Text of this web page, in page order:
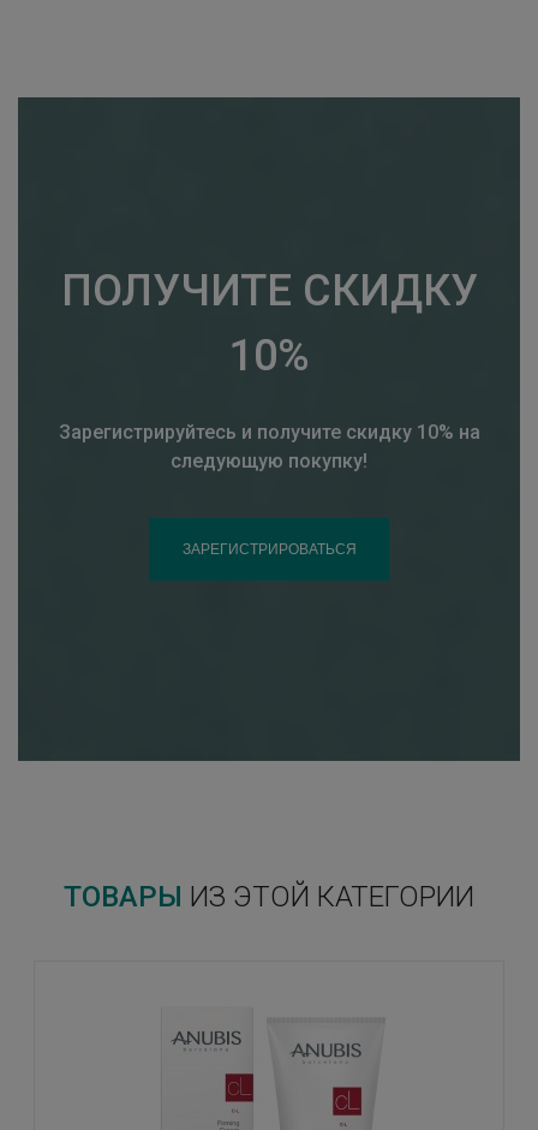
ПОЛУЧИТЕ СКИДКУ
10%
Зарегистрируйтесь и получите скидку 10% на
следующую покупку!
ЗАРЕГИСТРИРОВАТЬСЯ
ТОВАРЫ ИЗ ЭТОЙ КАТЕГОРИИ